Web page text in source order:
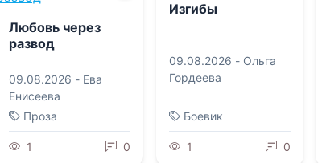
Любовь через
развод
09.08.2026 - Ева
Енисеева
Проза
1 0
Изгибы
09.08.2026 - Ольга
Гордеева
Боевик
1 0